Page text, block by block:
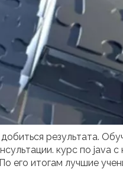
результата.
курс по java с
его итогам лучшие